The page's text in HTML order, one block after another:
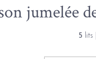
jumelée
5 lits |